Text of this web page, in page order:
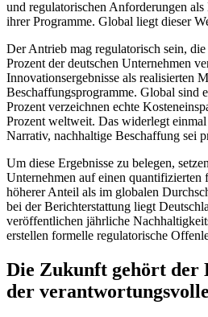
und regulatorischen Anforderungen
ihrer Programme. Global liegt dieser
Der Antrieb mag regulatorisch sein,
Prozent der deutschen Unternehmen
Innovationsergebnisse als realisierten
Beschaffungsprogramme. Global sind
Prozent verzeichnen echte
Prozent weltweit. Das widerlegt
Narrativ, nachhaltige Beschaffung sei
Um diese Ergebnisse zu belegen,
Unternehmen auf einen
höherer Anteil als im globalen
bei der Berichterstattung liegt
veröffentlichen jährliche
erstellen formelle regulatorische
Die Zukunft gehört der
der